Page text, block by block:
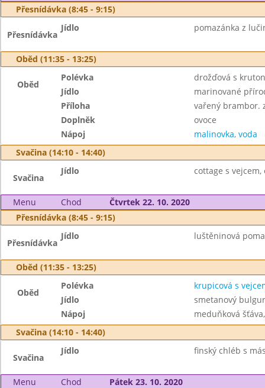
Přesnídávka (8:45 - 9:15)
Přesnídávka
Jídlo pomazánka z
Oběd (11:35 - 13:25)
Oběd
Polévka
drožďová s
Jídlo
marinované
Příloha
vařený brambor.
Doplněk
ovoce
Nápoj
malinovka, voda
Svačina (14:10 - 14:40)
Svačina
Jídlo cottage s
Menu Chod
Čtvrtek 22. 10. 2020
Přesnídávka (8:45 - 9:15)
Přesnídávka
Jídlo luštěninová
Oběd (11:35 - 13:25)
Oběd
Polévka
krupicová s
Jídlo
smetanový
Nápoj
meduňková
Svačina (14:10 - 14:40)
Svačina
Jídlo finský chléb s
Menu Chod
Pátek 23. 10. 2020